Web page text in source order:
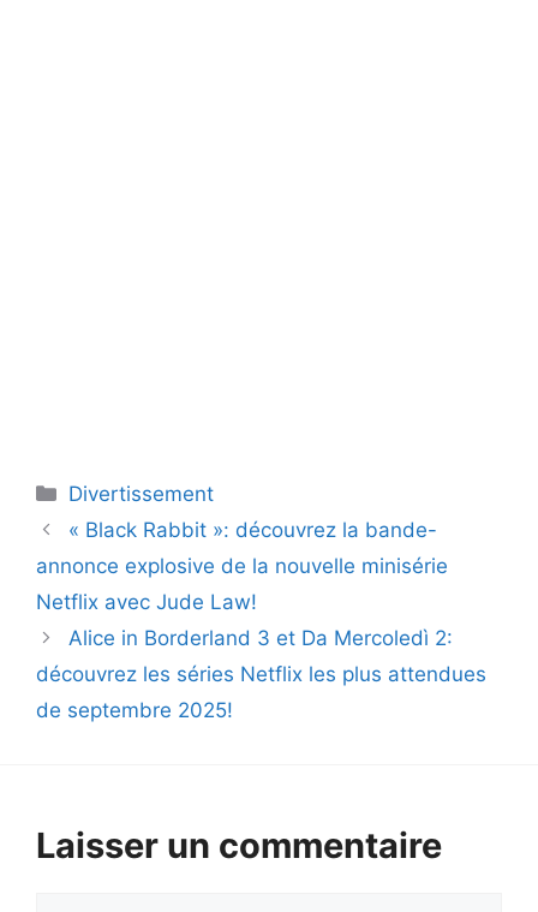
Catégories
Divertissement
« Black Rabbit »: découvrez la bande-
annonce explosive de la nouvelle minisérie
Netflix avec Jude Law!
Alice in Borderland 3 et Da Mercoledì 2:
découvrez les séries Netflix les plus attendues
de septembre 2025!
Laisser un commentaire